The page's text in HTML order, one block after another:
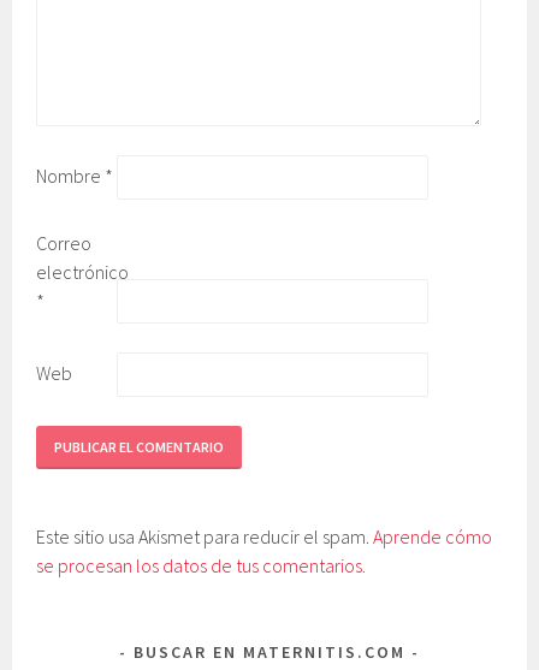
Nombre *
Correo
electrónico
*
Web
Este sitio usa Akismet para reducir el spam.Aprende cómo
se procesan los datos de tus comentarios.
BUSCAR EN MATERNITIS.COM